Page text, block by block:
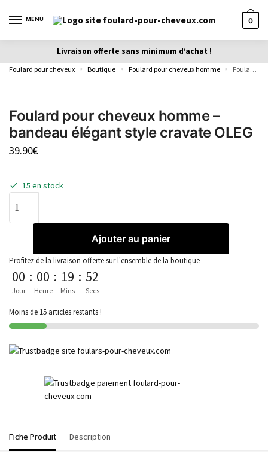
MENU 0
Livraison offerte sans minimum d’achat !
Foulard pour cheveux » Boutique » Foulard pour cheveux homme » Foulard pour cheveux homme – bandeau élégant style cravate OLEG
Foulard pour cheveux homme –
bandeau élégant style cravate OLEG
39.90€
15 en stock
Ajouter au panier
Profitez de la livraison offerte sur l'ensemble de la boutique
00
Jour
: 00
Heure
: 19
Mins
: 52
Secs
Moins de 15 articles restants !
Fiche Produit Description